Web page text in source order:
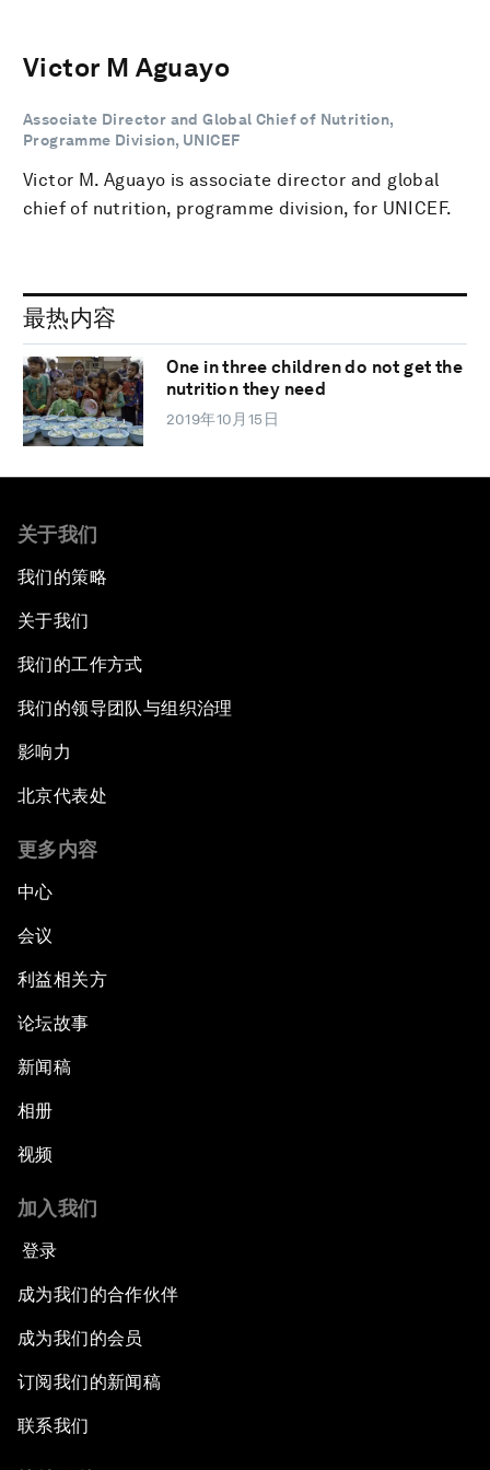
Victor M Aguayo
Associate Director and Global Chief of Nutrition,
Programme Division, UNICEF
Victor M. Aguayo is associate director and global
chief of nutrition, programme division, for UNICEF.
最热内容
One in three children do not get the
nutrition they need
2019年10月15日
关于我们
我们的策略
关于我们
我们的工作方式
我们的领导团队与组织治理
影响力
北京代表处
更多内容
中心
会议
利益相关方
论坛故事
新闻稿
相册
视频
加入我们
登录
成为我们的合作伙伴
成为我们的会员
订阅我们的新闻稿
联系我们